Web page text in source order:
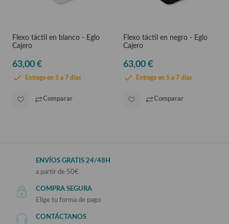
Flexo táctil en blanco - Eglo
Cajero
63,00 €
Entrega en 5 a 7 días
Comparar
Flexo táctil en negro - Eglo
Cajero
63,00 €
Entrega en 5 a 7 días
Comparar
ENVÍOS GRATIS 24/48H
a partir de 50€
COMPRA SEGURA
Elige tu forma de pago
CONTÁCTANOS